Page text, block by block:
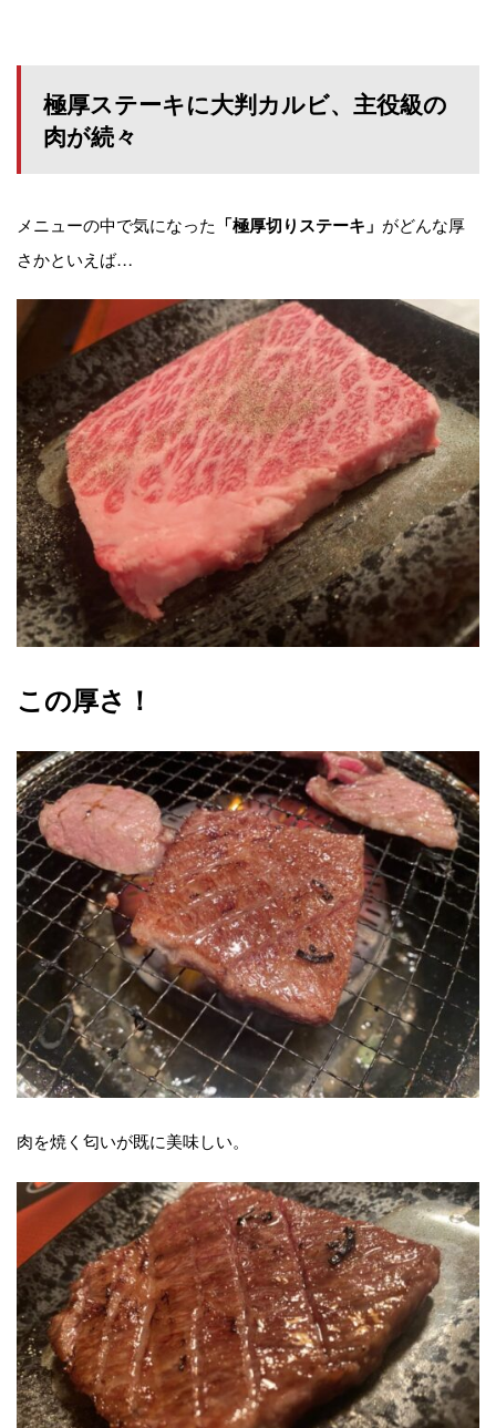
極厚ステーキに大判カルビ、主役級の
肉が続々
メニューの中で気になった 「極厚切りステーキ」 がどんな厚
さかといえば…
この厚さ！
肉を焼く匂いが既に美味しい。